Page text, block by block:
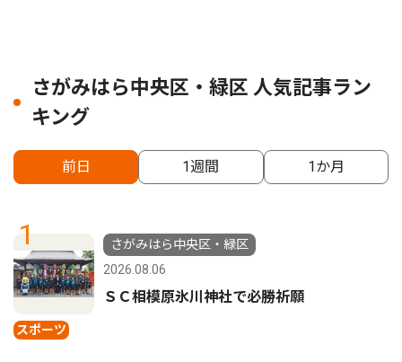
さがみはら中央区・緑区 人気記事ラン
キング
前日 1週間 1か月
1
スポーツ
さがみはら中央区・緑区
2026.08.06
ＳＣ相模原氷川神社で必勝祈願